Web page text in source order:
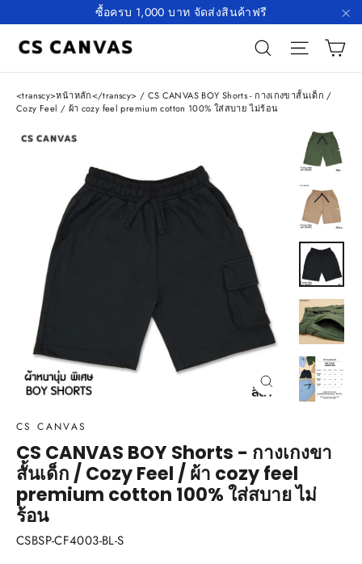
to
content
ซื้อครบ 1,000 บาท จัดส่งสินค้าฟรี
SearchSite
<transcy>หน้าหลัก</transcy> / CS CANVAS BOY Shorts - กางเกงขาสั้นเด็ก /
Cozy Feel / ผ้า cozy feel premium cotton 100% ใส่สบาย ไม่ร้อน
Close
(esc)
CS CANVAS
CS CANVAS BOY Shorts - กางเกงขา
สั้นเด็ก / Cozy Feel / ผ้า cozy feel
premium cotton 100% ใส่สบาย ไม่
ร้อน
CSBSP-CF4003-BL-S